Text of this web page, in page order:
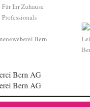
Für Ihr Zuhause
Professionals